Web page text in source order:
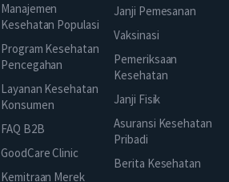
Manajemen
Kesehatan Populasi
Program Kesehatan
Pencegahan
Layanan Kesehatan
Konsumen
FAQ B2B
GoodCare Clinic
Kemitraan Merek
Janji Pemesanan
Vaksinasi
Pemeriksaan
Kesehatan
Janji Fisik
Asuransi Kesehatan
Pribadi
Berita Kesehatan